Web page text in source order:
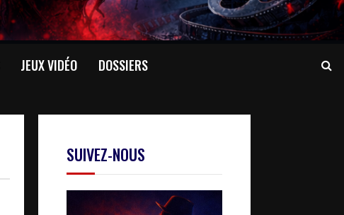
JEUX VIDÉO DOSSIERS
SUIVEZ-NOUS